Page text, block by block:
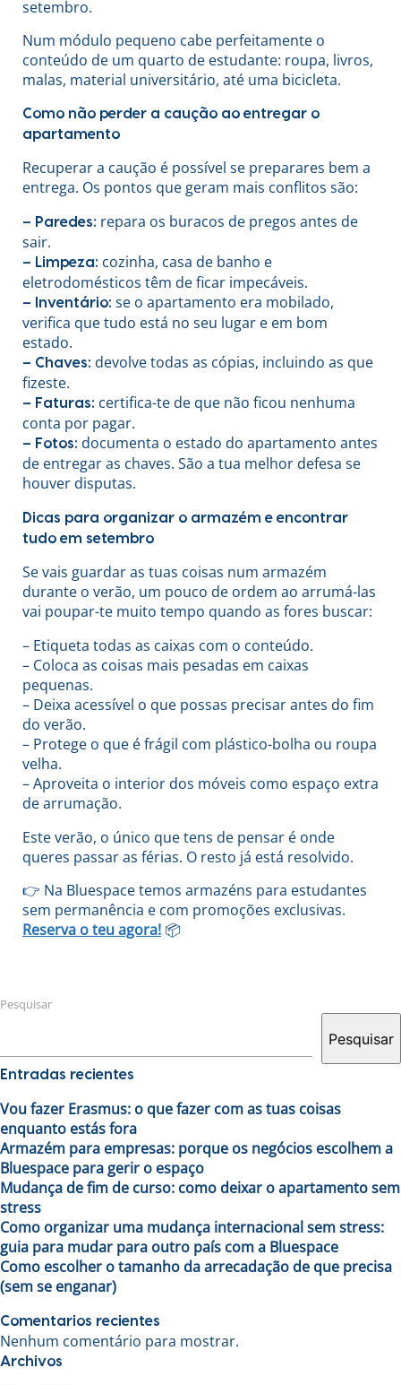
setembro.
Num módulo pequeno cabe perfeitamente o
conteúdo de um quarto de estudante: roupa, livros,
malas, material universitário, até uma bicicleta.
Como não perder a caução ao entregar o
apartamento
Recuperar a caução é possível se preparares bem a
entrega. Os pontos que geram mais conflitos são:
– Paredes: repara os buracos de pregos antes de
sair.
– Limpeza: cozinha, casa de banho e
eletrodomésticos têm de ficar impecáveis.
– Inventário: se o apartamento era mobilado,
verifica que tudo está no seu lugar e em bom
estado.
– Chaves: devolve todas as cópias, incluindo as que
fizeste.
– Faturas: certifica-te de que não ficou nenhuma
conta por pagar.
– Fotos: documenta o estado do apartamento antes
de entregar as chaves. São a tua melhor defesa se
houver disputas.
Dicas para organizar o armazém e encontrar
tudo em setembro
Se vais guardar as tuas coisas num armazém
durante o verão, um pouco de ordem ao arrumá-las
vai poupar-te muito tempo quando as fores buscar:
– Etiqueta todas as caixas com o conteúdo.
– Coloca as coisas mais pesadas em caixas
pequenas.
– Deixa acessível o que possas precisar antes do fim
do verão.
– Protege o que é frágil com plástico-bolha ou roupa
velha.
– Aproveita o interior dos móveis como espaço extra
de arrumação.
Este verão, o único que tens de pensar é onde
queres passar as férias. O resto já está resolvido.
👉 Na Bluespace temos armazéns para estudantes
sem permanência e com promoções exclusivas.
Reserva o teu agora! 📦
Pesquisar
Pesquisar
Entradas recientes
Vou fazer Erasmus: o que fazer com as tuas coisas
enquanto estás fora
Armazém para empresas: porque os negócios escolhem a
Bluespace para gerir o espaço
Mudança de fim de curso: como deixar o apartamento sem
stress
Como organizar uma mudança internacional sem stress:
guia para mudar para outro país com a Bluespace
Como escolher o tamanho da arrecadação de que precisa
(sem se enganar)
Comentarios recientes
Nenhum comentário para mostrar.
Archivos